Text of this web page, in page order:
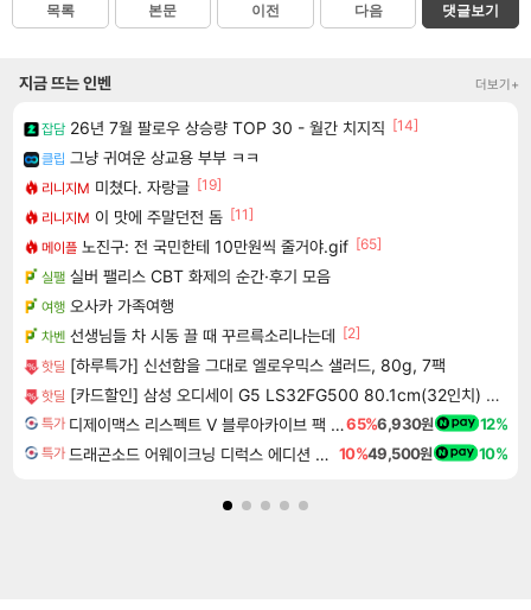
목록 본문 이전 다음 댓글보기
지금 뜨는 인벤 더보기+
잡담 26년 7월 팔로우 상승량 TOP 30 - 월간 치지직 [14]
클립 그냥 귀여운 상교용 부부 ㅋㅋ
리니지M 미쳤다. 자랑글 [19]
리니지M 이 맛에 주말던전 돔 [11]
메이플 노진구: 전 국민한테 10만원씩 줄거야.gif [65]
실팰 실버 팰리스 CBT 화제의 순간·후기 모음
여행 오사카 가족여행
차벤 선생님들 차 시동 끌 때 꾸르륵소리나는데 [2]
핫딜 [하루특가] 신선함을 그대로 엘로우믹스 샐러드, 80g, 7팩
핫딜 [카드할인] 삼성 오디세이 G5 LS32FG500 80.1cm(32인치) 게이밍 모니터 180Hz
특가 디제이맥스 리스펙트 V 블루아카이브 팩 DJMAX RESPECT V Blue Archive Pack DLC65%6,930원 12%
특가 드래곤소드 어웨이크닝 디럭스 에디션 DragonSword Awakening Deluxe Edition 10%49,500원 10%